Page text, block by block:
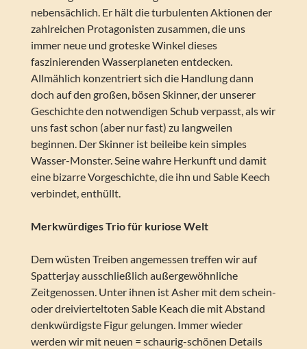
nebensächlich. Er hält die turbulenten Aktionen der
zahlreichen Protagonisten zusammen, die uns
immer neue und groteske Winkel dieses
faszinierenden Wasserplaneten entdecken.
Allmählich konzentriert sich die Handlung dann
doch auf den großen, bösen Skinner, der unserer
Geschichte den notwendigen Schub verpasst, als wir
uns fast schon (aber nur fast) zu langweilen
beginnen. Der Skinner ist beileibe kein simples
Wasser-Monster. Seine wahre Herkunft und damit
eine bizarre Vorgeschichte, die ihn und Sable Keech
verbindet, enthüllt.
Merkwürdiges Trio für kuriose Welt
Dem wüsten Treiben angemessen treffen wir auf
Spatterjay ausschließlich außergewöhnliche
Zeitgenossen. Unter ihnen ist Asher mit dem schein-
oder dreivierteltoten Sable Keach die mit Abstand
denkwürdigste Figur gelungen. Immer wieder
werden wir mit neuen = schaurig-schönen Details